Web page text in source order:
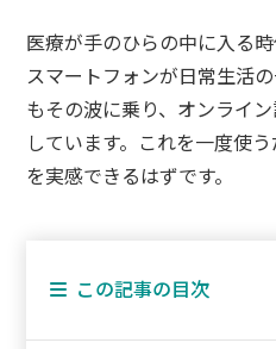
医療が手のひらの中に入る
スマートフォンが日常生活
もその波に乗り、オンライ
しています。これを一度使
を実感できるはずです。
この記事の目次